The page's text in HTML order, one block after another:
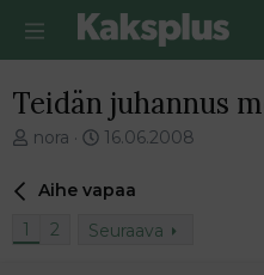
Teidän juhannus
V
e
i
nora
E
s
i
m
16.06.2008
Aihe vapaa
1
2 Seuraava